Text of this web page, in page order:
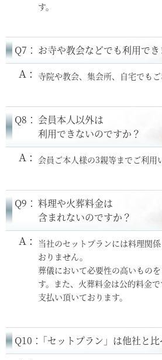
す。
Q7： お寺や教会などでも利用でき
寺院や教会、集会所、自宅でもご
Q8： 会員本人以外は
利用できないのですか？
会員ご本人様の3親等までご利用
Q9： 料理や火葬料金は
含まれないのですか？
当社のセットプランには料理関
おりません。
葬儀において必要性の高いもの
す。また、火葬料金は公的料金
支払い頂いております。
Q10： 「セットプラン」は他社と